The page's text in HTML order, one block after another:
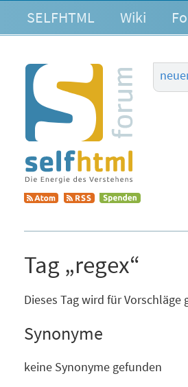
SELFHTML Wiki
Tag „regex“
Dieses Tag wird für Vorschläge
Synonyme
keine Synonyme gefunden